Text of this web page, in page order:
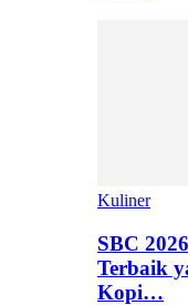
Kuliner
SBC
Terbaik
Kopi…